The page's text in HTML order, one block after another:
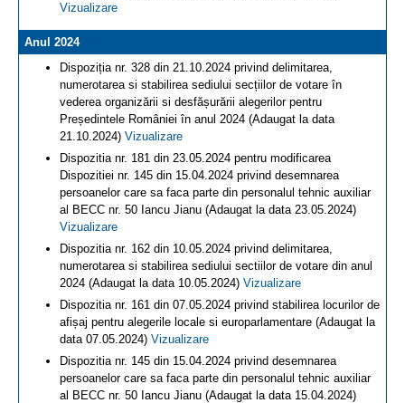
Vizualizare
Anul 2024
Dispoziția nr. 328 din 21.10.2024 privind delimitarea,
numerotarea si stabilirea sediului secțiilor de votare în
vederea organizării si desfășurării alegerilor pentru
Președintele României în anul 2024 (Adaugat la data
21.10.2024) Vizualizare
Dispozitia nr. 181 din 23.05.2024 pentru modificarea
Dispozitiei nr. 145 din 15.04.2024 privind desemnarea
persoanelor care sa faca parte din personalul tehnic auxiliar
al BECC nr. 50 Iancu Jianu (Adaugat la data 23.05.2024)
Vizualizare
Dispozitia nr. 162 din 10.05.2024 privind delimitarea,
numerotarea si stabilirea sediului sectiilor de votare din anul
2024 (Adaugat la data 10.05.2024) Vizualizare
Dispozitia nr. 161 din 07.05.2024 privind stabilirea locurilor de
afișaj pentru alegerile locale si europarlamentare (Adaugat la
data 07.05.2024) Vizualizare
Dispozitia nr. 145 din 15.04.2024 privind desemnarea
persoanelor care sa faca parte din personalul tehnic auxiliar
al BECC nr. 50 Iancu Jianu (Adaugat la data 15.04.2024)